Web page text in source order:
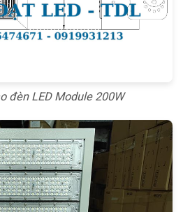
đèn LED Module 200W